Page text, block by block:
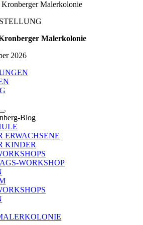
Malerkolonie
2026
ERWACHSENE
KINDER
WORKSHOP